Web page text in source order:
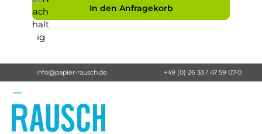
In den Anfragekorb
info@papier-rausch.de +49 (0) 26 33 / 47 59 07-0